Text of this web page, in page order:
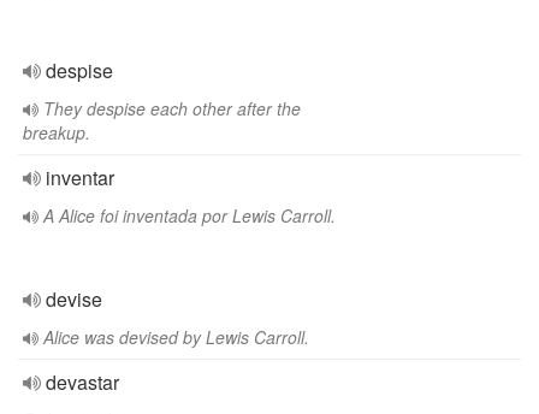
despise
They despise each other after the
breakup.
inventar
A Alice foi inventada por Lewis Carroll.
devise
Alice was devised by Lewis Carroll.
devastar